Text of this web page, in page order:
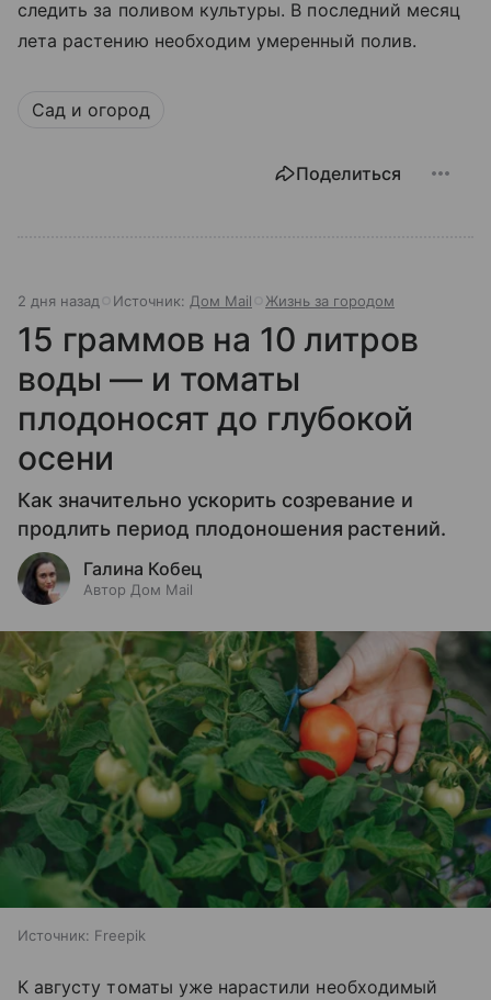
следить за поливом культуры. В последний месяц
лета растению необходим умеренный полив.
Сад и огород
Поделиться
2 дня назад Источник: Дом Mail Жизнь за городом
15 граммов на 10 литров
воды — и томаты
плодоносят до глубокой
осени
Как значительно ускорить созревание и
продлить период плодоношения растений.
Галина Кобец
Автор Дом Mail
Источник: Freepik
К августу томаты уже нарастили необходимый